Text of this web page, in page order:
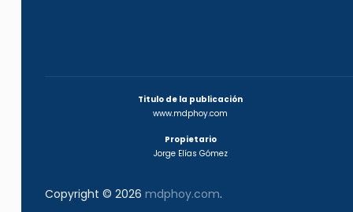
Titulo de la publicación
www.mdphoy.com
Propietario
Jorge Elías Gómez
Copyright © 2026 mdphoy.com.